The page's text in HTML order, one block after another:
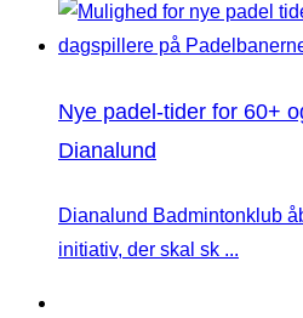
Nye padel-tider for 60+
Dianalund
Dianalund Badmintonklub
initiativ, der skal sk ...